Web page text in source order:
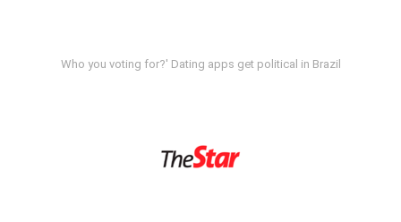
Who you voting for?' Dating apps get political in Brazil